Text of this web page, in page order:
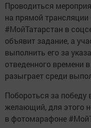
Проводиться
на прямой
#МойТатарстан в
объявит задание, а
выполнить его за
отведенного времени
разыграет среди
Побороться за
желающий, для этого
в фотомарафоне